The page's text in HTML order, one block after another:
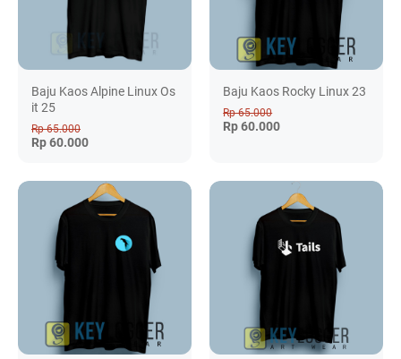
Baju Kaos Alpine Linux Os
it 25
Rp 65.000
Rp 60.000
Baju Kaos Rocky Linux 23
Rp 65.000
Rp 60.000